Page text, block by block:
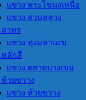
แขวง พระโขนงเหนือ
แขวง สวนหลวง
สาทร
แขวง ทุ่งมหาเมฆ
หลักสี่
แขวง ตลาดบางเขน
ห้วยขวาง
แขวง ห้วยขวาง